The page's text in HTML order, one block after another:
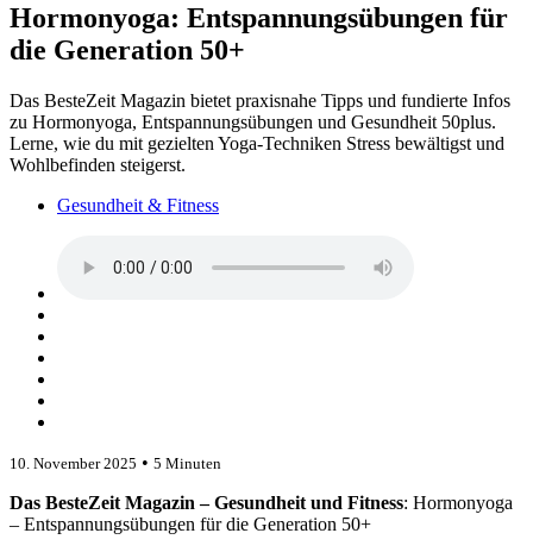
Hormonyoga: Entspannungsübungen für
die Generation 50+
Das BesteZeit Magazin bietet praxisnahe Tipps und fundierte Infos
zu Hormonyoga, Entspannungsübungen und Gesundheit 50plus.
Lerne, wie du mit gezielten Yoga-Techniken Stress bewältigst und
Wohlbefinden steigerst.
Gesundheit & Fitness
10. November 2025 • 5 Minuten
Das BesteZeit Magazin – Gesundheit und Fitness: Hormonyoga
– Entspannungsübungen für die Generation 50+